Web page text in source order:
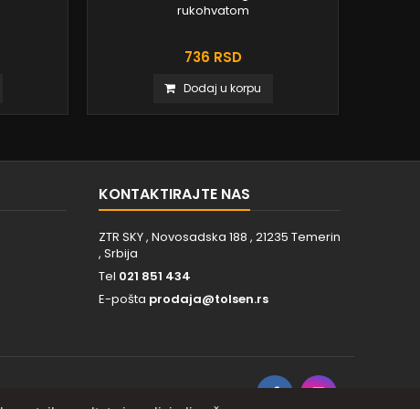
rukohvatom
736 RSD
Dodaj u korpu
KONTAKTIRAJTE NAS
ZTR SKY , Novosadska 188 , 21235 Temerin
, Srbija
Tel 021 851 434
E-pošta prodaja@tolsen.rs